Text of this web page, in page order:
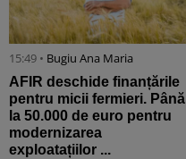
15:49 • Bugiu ⁠Ana Maria
AFIR deschide finanțările
pentru micii fermieri. Până
la 50.000 de euro pentru
modernizarea
exploatațiilor ...